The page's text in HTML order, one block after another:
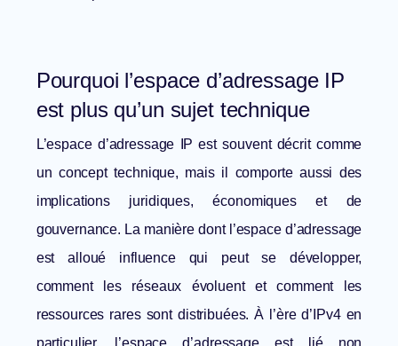
Pourquoi l’espace d’adressage IP
est plus qu’un sujet technique
L’espace d’adressage IP est souvent décrit comme
un concept technique, mais il comporte aussi des
implications juridiques, économiques et de
gouvernance. La manière dont l’espace d’adressage
est alloué influence qui peut se développer,
comment les réseaux évoluent et comment les
ressources rares sont distribuées. À l’ère d’IPv4 en